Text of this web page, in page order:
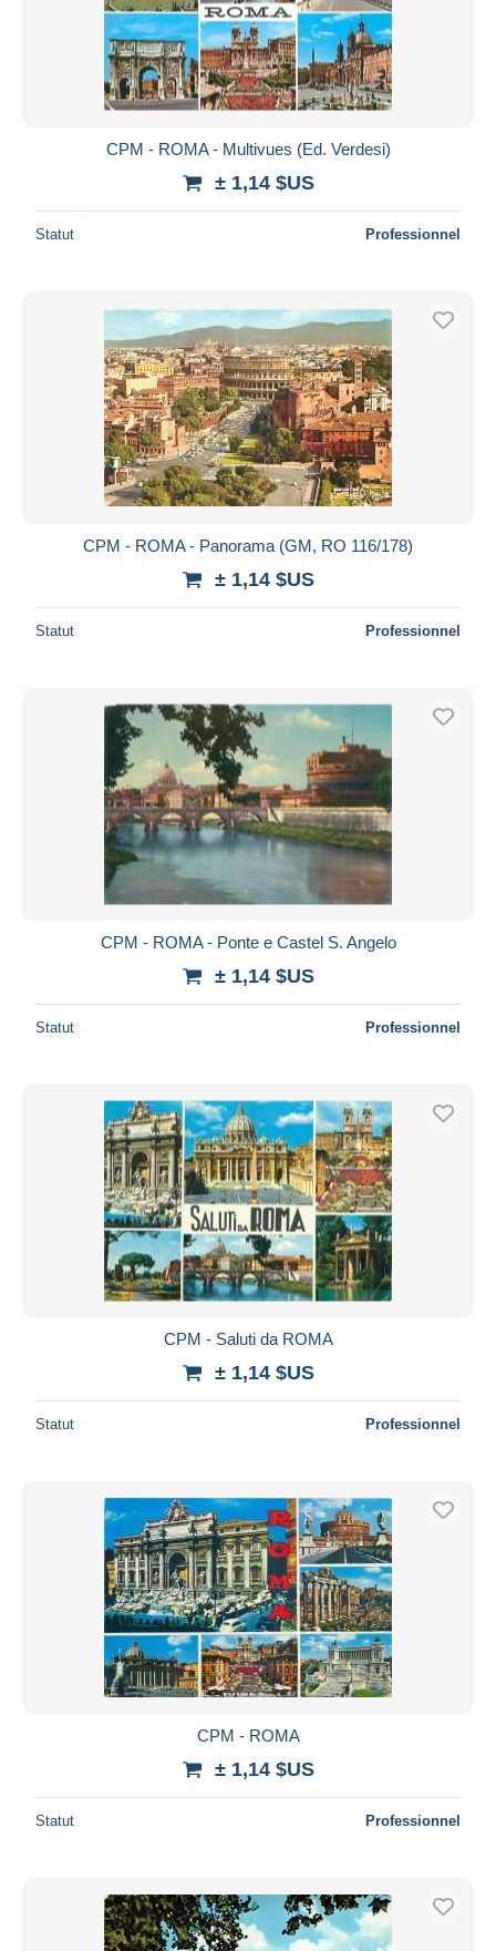
CPM - ROMA - Multivues (Ed. Verdesi)
± 1,14 $US
Statut Professionnel
CPM - ROMA - Panorama (GM, RO 116/178)
± 1,14 $US
Statut Professionnel
CPM - ROMA - Ponte e Castel S. Angelo
± 1,14 $US
Statut Professionnel
CPM - Saluti da ROMA
± 1,14 $US
Statut Professionnel
CPM - ROMA
± 1,14 $US
Statut Professionnel